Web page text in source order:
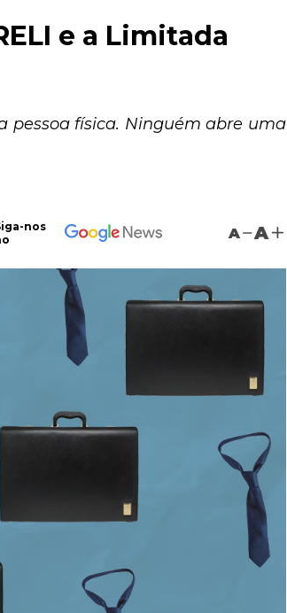
e a Limitada
pessoa física. Ninguém abre uma
nos
A A